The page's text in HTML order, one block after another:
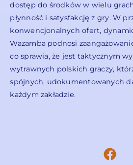
dostęp do środków w wielu
płynność i satysfakcję z gry. W
konwencjonalnych ofert,
Wazamba podnosi
co sprawia, że jest taktycznym
wytrawnych polskich graczy,
spójnych, udokumentowanych
każdym zakładzie.